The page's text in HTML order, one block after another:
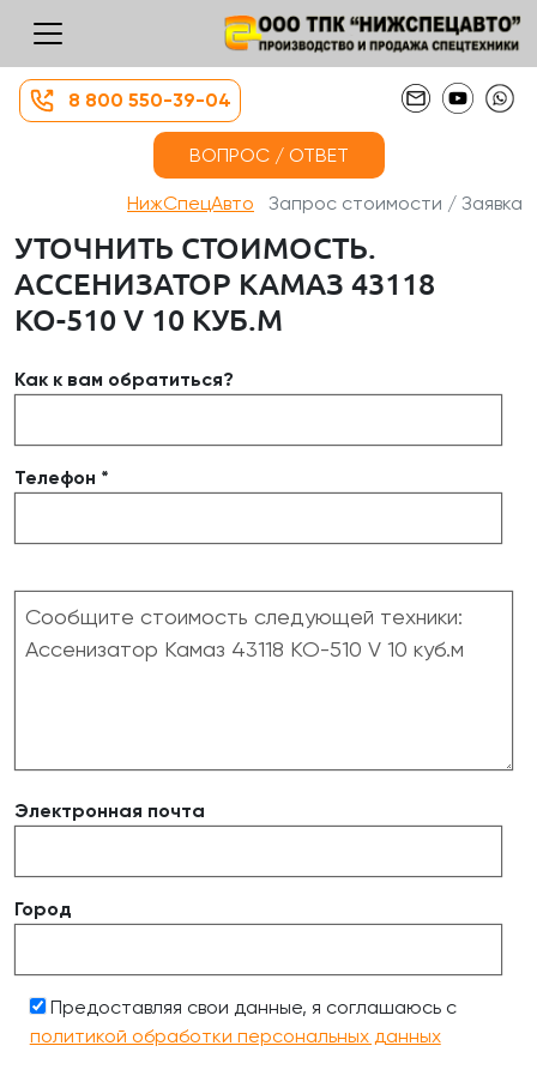
8 800 550-39-04
ВОПРОС / ОТВЕТ
НижСпецАвто Запрос стоимости / Заявка
УТОЧНИТЬ СТОИМОСТЬ.
АССЕНИЗАТОР КАМАЗ 43118
КО-510 V 10 КУБ.М
Как к вам обратиться?
Телефон *
Электронная почта
Город
Предоставляя свои данные, я соглашаюсь с
политикой обработки персональных данных